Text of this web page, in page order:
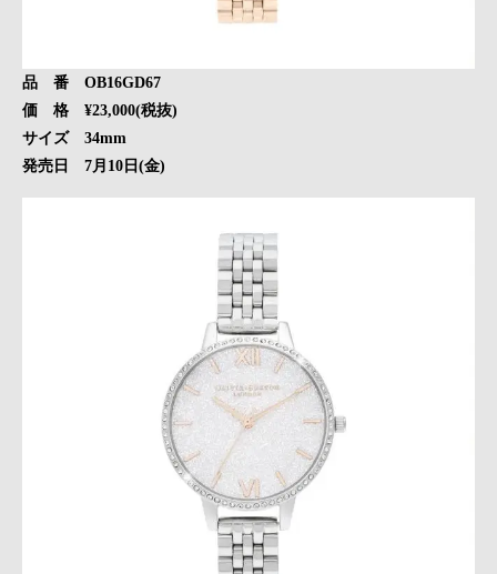
品 番 OB16GD67
価 格 ¥23,000(税抜)
サイズ 34mm
発売日 7月10日(金)